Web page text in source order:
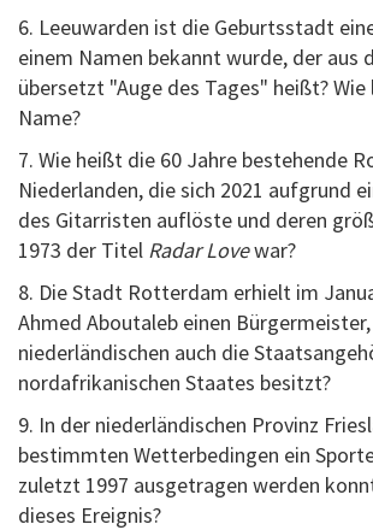
6. Leeuwarden ist die Geburtsstadt
einem Namen bekannt wurde, der aus
übersetzt "Auge des Tages" heißt?
Name?
7. Wie heißt die 60 Jahre bestehende
Niederlanden, die sich 2021 aufgrund
des Gitarristen auflöste und deren
1973 der Titel Radar Lovewar?
8. Die Stadt Rotterdam erhielt im
Ahmed Aboutaleb einen
niederländischen auch die
nordafrikanischen Staates besitzt?
9. In der niederländischen Provinz
bestimmten Wetterbedingen ein
zuletzt 1997 ausgetragen werden
dieses Ereignis?